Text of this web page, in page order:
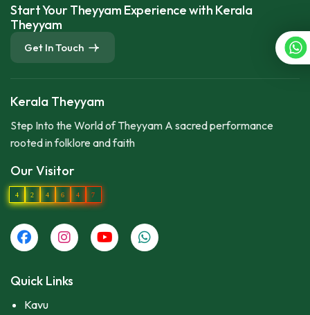
Start Your Theyyam Experience with Kerala
Theyyam
Get In Touch
Kerala Theyyam
Step Into the World of Theyyam A sacred performance
rooted in folklore and faith
Our Visitor
4 2 4 6 4 7
Quick Links
Kavu